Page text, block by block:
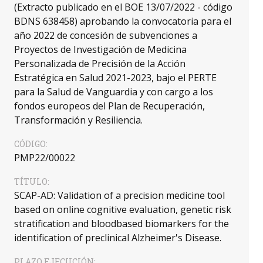
(Extracto publicado en el BOE 13/07/2022 - código
BDNS 638458) aprobando la convocatoria para el
año 2022 de concesión de subvenciones a
Proyectos de Investigación de Medicina
Personalizada de Precisión de la Acción
Estratégica en Salud 2021-2023, bajo el PERTE
para la Salud de Vanguardia y con cargo a los
fondos europeos del Plan de Recuperación,
Transformación y Resiliencia.
CÓDIGO:
PMP22/00022
TÍTULO:
SCAP-AD: Validation of a precision medicine tool
based on online cognitive evaluation, genetic risk
stratification and bloodbased biomarkers for the
identification of preclinical Alzheimer's Disease.